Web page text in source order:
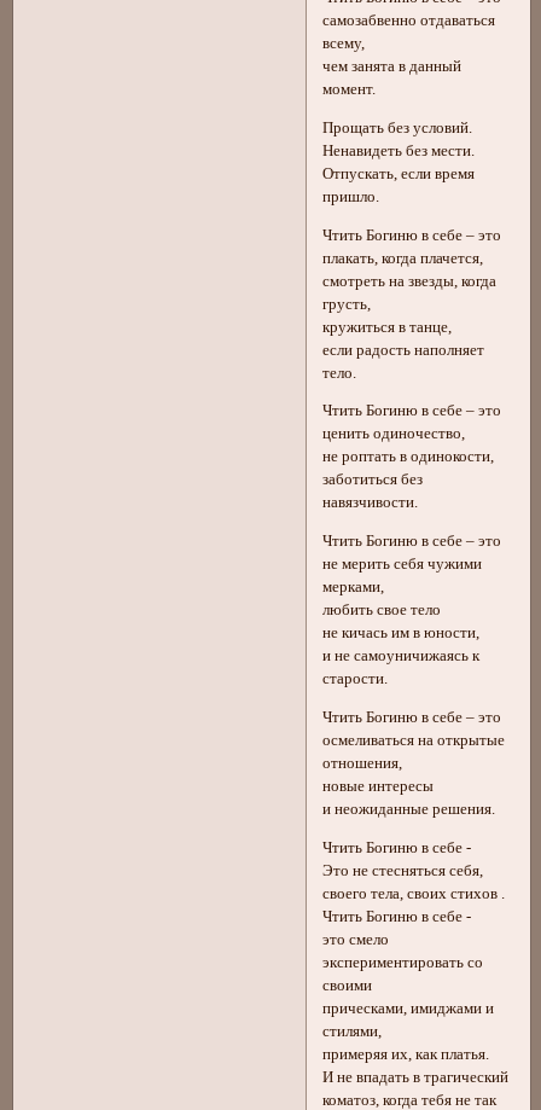
самозабвенно отдаваться
всему,
чем занята в данный
момент.
Прощать без условий.
Ненавидеть без мести.
Отпускать, если время
пришло.
Чтить Богиню в себе – это
плакать, когда плачется,
смотреть на звезды, когда
грусть,
кружиться в танце,
если радость наполняет
тело.
Чтить Богиню в себе – это
ценить одиночество,
не роптать в одинокости,
заботиться без
навязчивости.
Чтить Богиню в себе – это
не мерить себя чужими
мерками,
любить свое тело
не кичась им в юности,
и не самоуничижаясь к
старости.
Чтить Богиню в себе – это
осмеливаться на открытые
отношения,
новые интересы
и неожиданные решения.
Чтить Богиню в себе -
Это не стесняться себя,
своего тела, своих стихов .
Чтить Богиню в себе -
это смело
экспериментировать со
своими
прическами, имиджами и
стилями,
примеряя их, как платья.
И не впадать в трагический
коматоз, когда тебя не так